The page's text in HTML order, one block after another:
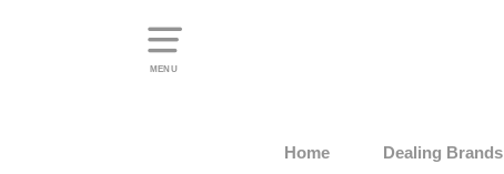
MENU
Home Dealing Brands